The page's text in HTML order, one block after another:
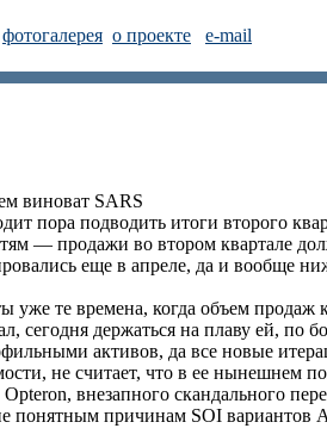
фотогалерея о проекте e-mail
виноват SARS
пора подводить итоги второго
— продажи во втором квартале
еще в апреле, да и вообще
уже те времена, когда объем продаж
сегодня держаться на плаву ей,
активов, да все новые
не считает, что в ее нынешнем
Opteron, внезапного скандального
понятным причинам SOI вариантов